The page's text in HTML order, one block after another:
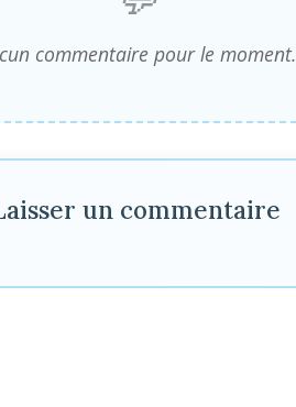
commentaire pour le moment.
un commentaire